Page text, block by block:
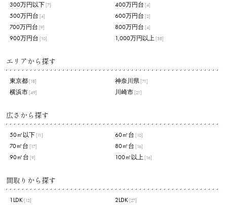
300万円以下 [7] 400万円台 [4]
500万円台 [4] 600万円台 [2]
700万円台 [9] 800万円台 [4]
900万円台 [10] 1,000万円以上 [38]
エリアから探す
東京都 [18] 神奈川県 [71]
横浜市 [49] 川崎市 [21]
広さから探す
50㎡以下 [11] 60㎡台 [10]
70㎡台 [17] 80㎡台 [16]
90㎡台 [9] 100㎡以上 [16]
間取りから探す
1LDK [12] 2LDK [27]